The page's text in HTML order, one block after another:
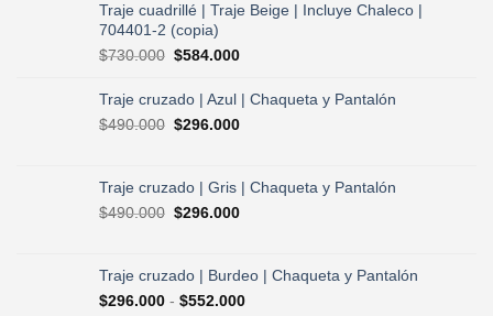
Traje cuadrillé | Traje Beige | Incluye Chaleco |
704401-2 (copia)
$730.000 El
original
era:
$730.000.
$584.000El
actual
es:
Traje cruzado | Azul | Chaqueta y Pantalón
$490.000 El
era:
$490.000.
$296.000El
es:
Traje cruzado | Gris | Chaqueta y Pantalón
$490.000 El
era:
$490.000.
$296.000El
es:
Traje cruzado | Burdeo | Chaqueta y Pantalón
$296.000 - $552.000Rango